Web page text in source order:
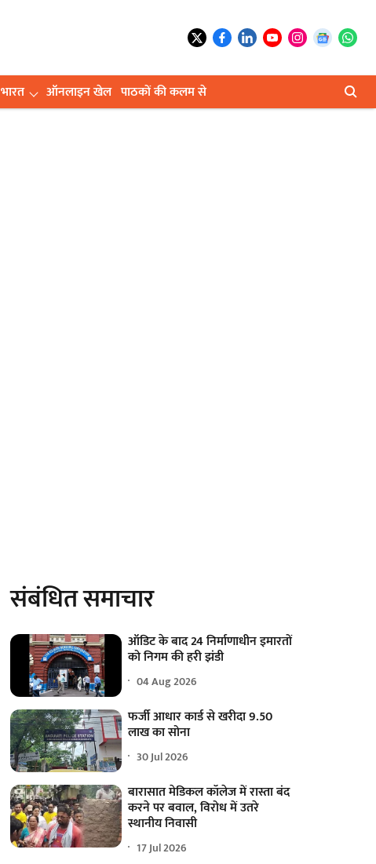
भारत ऑनलाइन खेल पाठकों की कलम से
संबंधित समाचार
ऑडिट के बाद 24 निर्माणाधीन इमारतों
को निगम की हरी झंडी
04 Aug 2026
फर्जी आधार कार्ड से खरीदा 9.50
लाख का सोना
30 Jul 2026
बारासात मेडिकल कॉलेज में रास्ता बंद
करने पर बवाल, विरोध में उतरे
स्थानीय निवासी
17 Jul 2026